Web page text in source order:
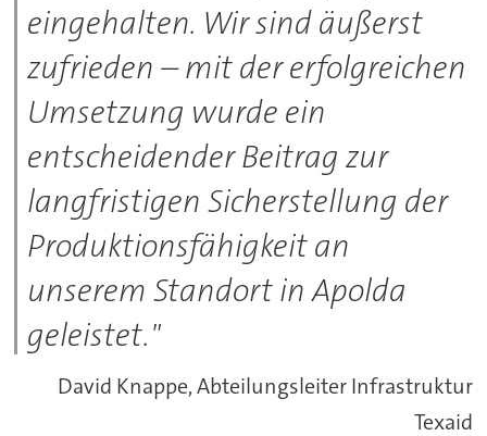
eingehalten. Wir sind äußerst
zufrieden – mit der erfolgreichen
Umsetzung wurde ein
entscheidender Beitrag zur
langfristigen Sicherstellung der
Produktionsfähigkeit an
unserem Standort in Apolda
geleistet."
David Knappe, Abteilungsleiter Infrastruktur
Texaid